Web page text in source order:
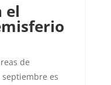
el
de
es